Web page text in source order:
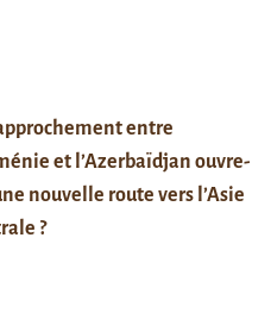
entre
et l’Azerbaïdjan ouvre-
nouvelle route vers l’Asie
?